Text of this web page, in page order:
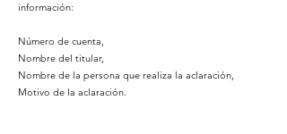
información:
Número de cuenta,
Nombre del titular,
Nombre de la persona que realiza la aclaración,
Motivo de la aclaración.